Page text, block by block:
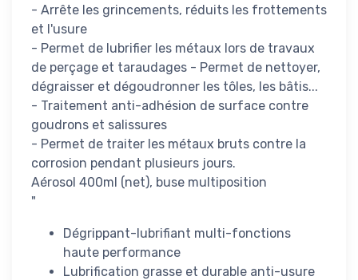
- Arrête les grincements, réduits les frottements
et l'usure
- Permet de lubrifier les métaux lors de travaux
de perçage et taraudages - Permet de nettoyer,
dégraisser et dégoudronner les tôles, les bâtis...
- Traitement anti-adhésion de surface contre
goudrons et salissures
- Permet de traiter les métaux bruts contre la
corrosion pendant plusieurs jours.
Aérosol 400ml (net), buse multiposition
"
Dégrippant-lubrifiant multi-fonctions
haute performance
Lubrification grasse et durable anti-usure